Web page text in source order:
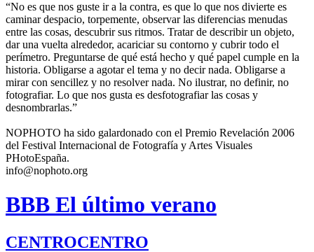
“No es que nos guste ir a la contra, es que lo que nos divierte es
caminar despacio, torpemente, observar las diferencias menudas
entre las cosas, descubrir sus ritmos. Tratar de describir un objeto,
dar una vuelta alrededor, acariciar su contorno y cubrir todo el
perímetro. Preguntarse de qué está hecho y qué papel cumple en la
historia. Obligarse a agotar el tema y no decir nada. Obligarse a
mirar con sencillez y no resolver nada. No ilustrar, no definir, no
fotografiar. Lo que nos gusta es desfotografiar las cosas y
desnombrarlas.”
NOPHOTO ha sido galardonado con el Premio Revelación 2006
del Festival Internacional de Fotografía y Artes Visuales
PHotoEspaña.
info@nophoto.org
BBB El último verano
CENTROCENTRO